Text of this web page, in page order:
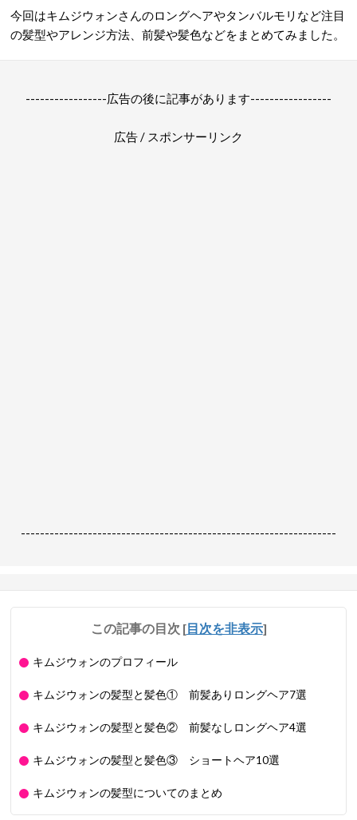
今回はキムジウォンさんのロングヘアやタンバルモリなど注目
の髪型やアレンジ方法、前髪や髪色などをまとめてみました。
-----------------広告の後に記事があります-----------------
広告 / スポンサーリンク
------------------------------------------------------------------
この記事の目次 [目次を非表示]
キムジウォンのプロフィール
キムジウォンの髪型と髪色① 前髪ありロングヘア7選
キムジウォンの髪型と髪色② 前髪なしロングヘア4選
キムジウォンの髪型と髪色③ ショートヘア10選
キムジウォンの髪型についてのまとめ